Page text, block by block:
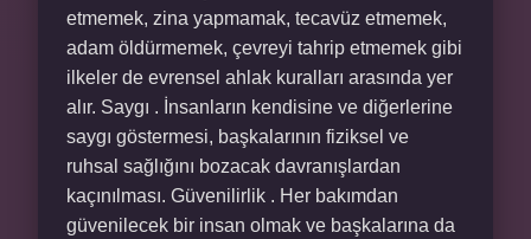
etmemek, zina yapmamak, tecavüz etmemek,
adam öldürmemek, çevreyi tahrip etmemek gibi
ilkeler de evrensel ahlak kuralları arasında yer
alır. Saygı . İnsanların kendisine ve diğerlerine
saygı göstermesi, başkalarının fiziksel ve
ruhsal sağlığını bozacak davranışlardan
kaçınılması. Güvenilirlik . Her bakımdan
güvenilecek bir insan olmak ve başkalarına da